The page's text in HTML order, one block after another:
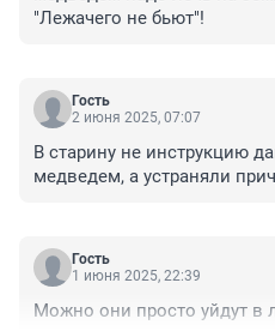
"Лежачего не бьют"!
Гость
2 июня 2025, 07:07
В старину не инструкцию
медведем, а устраняли
Гость
1 июня 2025, 22:39
Можно они просто уйдут в